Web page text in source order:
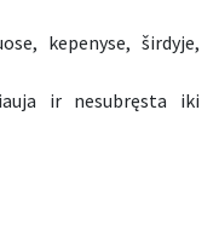
kepenyse, širdyje,
ir nesubręsta iki